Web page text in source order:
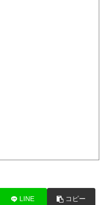
LINE コピー